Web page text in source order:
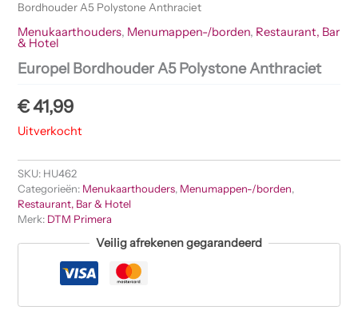
Bordhouder A5 Polystone Anthraciet
Menukaarthouders, Menumappen-/borden, Restaurant, Bar
& Hotel
Europel Bordhouder A5 Polystone Anthraciet
€41,99
Uitverkocht
SKU: HU462
Categorieën: Menukaarthouders, Menumappen-/borden,
Restaurant, Bar & Hotel
Merk: DTM Primera
Veilig afrekenen gegarandeerd